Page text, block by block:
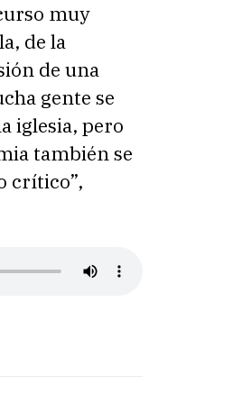
muy
de la
de una
gente se
iglesia, pero
también se
crítico”,